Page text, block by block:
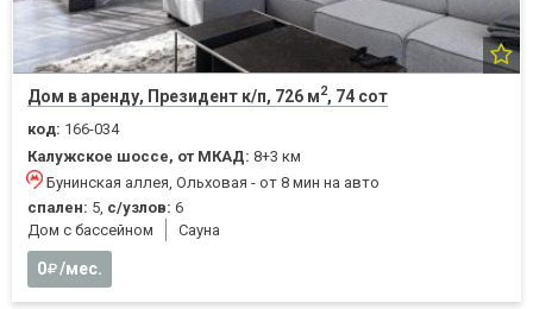
Дом в аренду, Президент к/п, 726 м2, 74 сот
код: 166-034
Калужское шоссе, от МКАД: 8+3 км
Бунинская аллея, Ольховая - от 8 мин на авто
спален: 5, с/узлов: 6
Дом с бассейном
Cауна
0 /мес.